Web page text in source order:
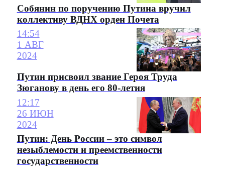
Собянин по поручению Путина вручил
коллективу ВДНХ орден Почета
14:54
1 АВГ
2024
Путин присвоил звание Героя Труда
Зюганову в день его 80-летия
12:17
26 ИЮН
2024
Путин: День России – это символ
незыблемости и преемственности
государственности